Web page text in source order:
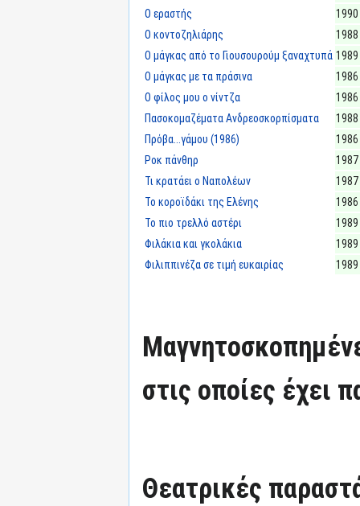
Ο εραστής
1990
Ο κοντοζηλιάρης
1988
Ο μάγκας από το Γιουσουρούμ ξαναχτυπά 1989
Ο μάγκας με τα πράσινα
1986
Ο φίλος μου ο νίντζα
1986
Πασοκομαζέματα Ανδρεοσκορπίσματα
1988
Πρόβα...γάμου (1986)
1986
Ροκ πάνθηρ
1987
Τι κρατάει ο Ναπολέων
1987
Το κοροϊδάκι της Ελένης
1986
Το πιο τρελλό αστέρι
1989
Φιλάκια και γκολάκια
1989
Φιλιππινέζα σε τιμή ευκαιρίας
1989
στις οποίες έχει
Θεατρικές